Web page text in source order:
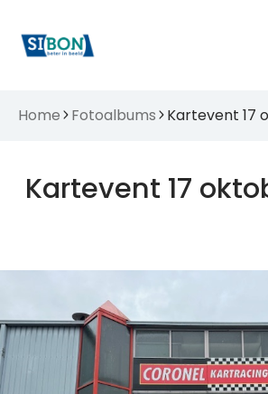
Home Fotoalbums Kartevent 17
Kartevent 17